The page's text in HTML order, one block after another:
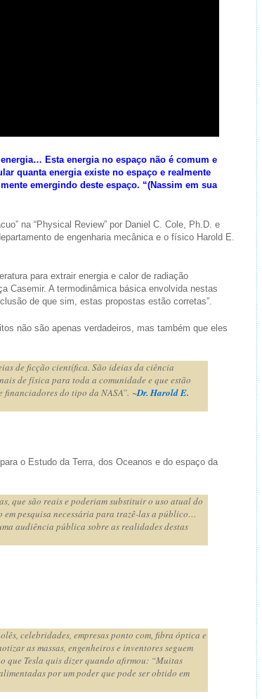
Esta energia no espaço não é comum e
quanta energia existe no espaço e realmente
emergindo deste espaço. “(Nassim em sua
na “Physical Review” por Daniel C. Cole, Ph.D. e
de engenharia mecânica e o físico Harold E.
para extrair energia e calor de radiação
Casemir. A termodinâmica básica envolvida nestas
de que sim, estas propostas estão corretas”.
não são apenas verdadeiros, mas também que eles
de ficção científica. São ideias da ciência
de física para toda a comunidade e que estão
financiadores do tipo da NASA”. ~Dr. Harold E.
o Estudo da Terra, dos Oceanos e do espaço da
que são reais e poderiam substituir o uso atual do
pesquisa necessária para trazê-las a público…
audiência pública sobre as realidades destas
celebridades, empresas ponto com, fibra óptica e
as massas, engenheiros e inventores seguem
que Tesla quis dizer quando afirmou: “Muitas
por um poder que pode ser obtido em